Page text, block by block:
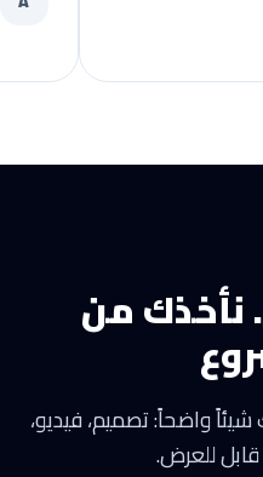
نأخذك من
واضحاً: تصميم، فيديو،
للعرض.